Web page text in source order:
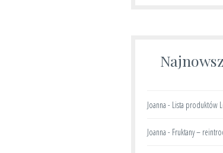
Joanna - Lista produktów
Joanna - Fruktany –